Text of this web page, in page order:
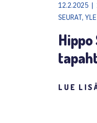
12.2.2025 |
SEURAT,
LUE